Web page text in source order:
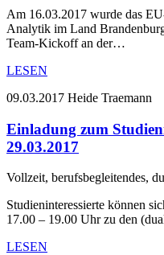
Am 16.03.2017 wurde das
Analytik im Land
Team-Kickoff an der…
LESEN
09.03.2017 Heide Traemann
Einladung zum
29.03.2017
Vollzeit, berufsbegleitendes,
Studieninteressierte können
17.00 – 19.00 Uhr zu den
LESEN